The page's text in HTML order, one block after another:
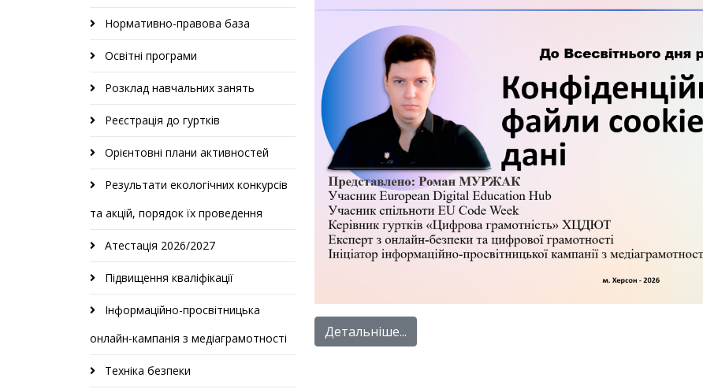
Нормативно-правова база
Освітні програми
Розклад навчальних занять
Реєстрація до гуртків
Орієнтовні плани активностей
Результати екологічних конкурсів
та акцій, порядок їх проведення
Атестація 2026/2027
Підвищення кваліфікації
Інформаційно-просвітницька
онлайн-кампанія з медіаграмотності
Техніка безпеки
Детальніше...